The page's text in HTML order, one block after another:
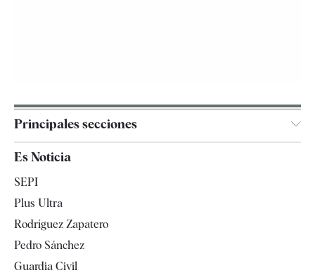
Principales secciones
España
Televisión
Es Noticia
SEPI
Plus Ultra
Rodríguez Zapatero
Pedro Sánchez
Guardia Civil